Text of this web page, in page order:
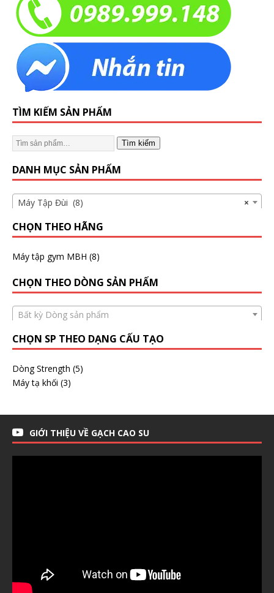
TÌM KIẾM SẢN PHẨM
Tìm kiếm
DANH MỤC SẢN PHẨM
×
Máy Tập Đùi (8)
CHỌN THEO HÃNG
Máy tập gym MBH (8)
CHỌN THEO DÒNG SẢN PHẨM
Bất kỳ Dòng sản phẩm
CHỌN SP THEO DẠNG CẤU TẠO
Dòng Strength (5)
Máy tạ khối (3)
GIỚI THIỆU VỀ GẠCH CAO SU